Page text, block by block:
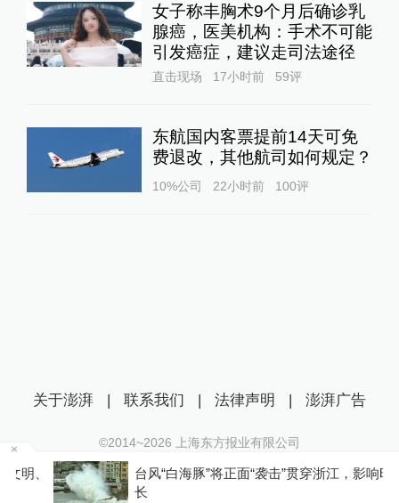
女子称丰胸术9个月后确诊乳
腺癌，医美机构：手术不可能
引发癌症，建议走司法途径
直击现场 17小时前 59评
东航国内客票提前14天可免
费退改，其他航司如何规定？
10%公司 22小时前 100评
台风“白海豚”将正面“袭击”贯穿浙江，影响时间较
长
关于澎湃 | 联系我们 | 法律声明 | 澎湃广告
©2014~2026 上海东方报业有限公司
沪ICP证：沪B2-20170116 | 沪ICP备14003370号
互联网新闻信息服务许可证：31120170006